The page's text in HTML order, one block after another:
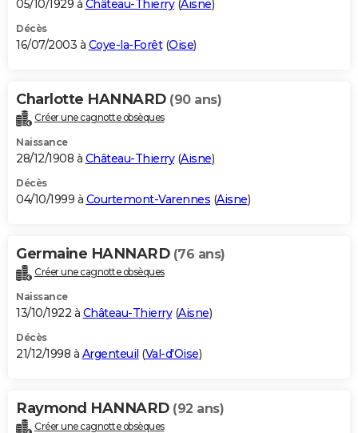
05/10/1929 à Château-Thierry(Aisne)
Décès
16/07/2003 à Coye-la-Forêt(Oise)
Charlotte HANNARD (90 ans)
Créer une cagnotte obsèques
Naissance
28/12/1908 à Château-Thierry(Aisne)
Décès
04/10/1999 à Courtemont-Varennes (Aisne)
Germaine HANNARD (76 ans)
Créer une cagnotte obsèques
Naissance
13/10/1922 à Château-Thierry(Aisne)
Décès
21/12/1998 à Argenteuil (Val-d'Oise)
Raymond HANNARD (92 ans)
Créer une cagnotte obsèques